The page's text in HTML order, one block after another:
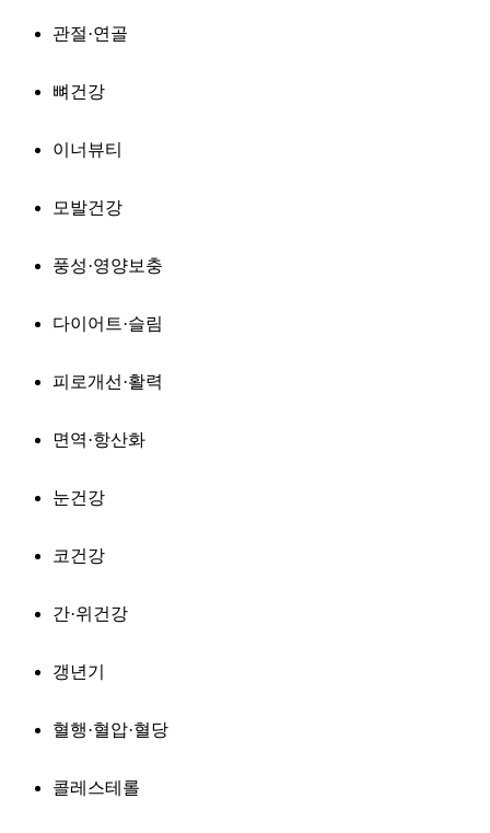
관절·연골
뼈건강
이너뷰티
모발건강
풍성·영양보충
다이어트·슬림
피로개선·활력
면역·항산화
눈건강
코건강
간·위건강
갱년기
혈행·혈압·혈당
콜레스테롤